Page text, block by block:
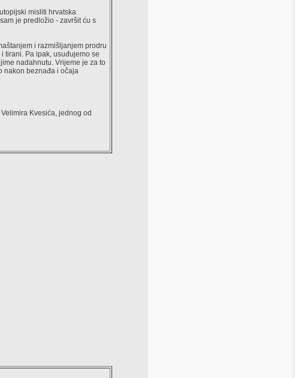
misliti hrvatska
je predložio - završit ću s
i razmišljanjem prodru
tirani. Pa ipak, usuđujemo se
nadahnutu. Vrijeme je za to
nakon beznađa i očaja
Kvesića, jednog od